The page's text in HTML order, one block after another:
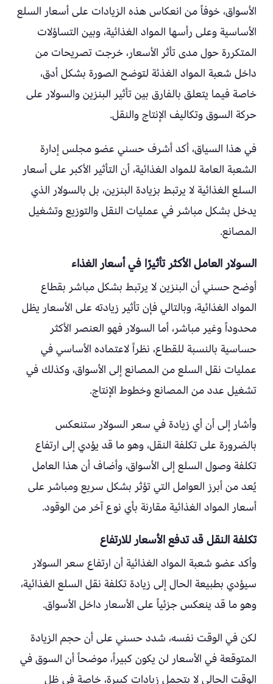
الأسواق، خوفاً من انعكاس هذه الزيادات على أسعار السلع
الأساسية وعلى رأسها المواد الغذائية، وبين التساؤلات
المتكررة حول مدى تأثر الأسعار، خرجت تصريحات من
داخل شعبة المواد الغذئة لتوضح الصورة بشكل أدق،
خاصة فيما يتعلق بالفارق بين تأثير البنزين والسولار على
حركة السوق وتكاليف الإنتاج والنقل.
في هذا السياق، أكد أشرف حسني عضو مجلس إدارة
الشعبة العامة للمواد الغذائية، أن التأثير الأكبر على أسعار
السلع الغذائية لا يرتبط بزيادة البنزين، بل بالسولار الذي
يدخل بشكل مباشر في عمليات النقل والتوزيع وتشغيل
المصانع.
السولار العامل الأكثر تأثيرًا في أسعار الغذاء
أوضح حسني أن البنزين لا يرتبط بشكل مباشر بقطاع
المواد الغذائية، وبالتالي فإن تأثير زيادته على الأسعار يظل
محدوداً وغير مباشر، أما السولار فهو العنصر الأكثر
حساسية بالنسبة للقطاع، نظراً لاعتماده الأساسي في
عمليات نقل السلع من المصانع إلى الأسواق، وكذلك في
تشغيل عدد من المصانع وخطوط الإنتاج.
وأشار إلى أن أي زيادة في سعر السولار ستنعكس
بالضرورة على تكلفة النقل، وهو ما قد يؤدي إلى ارتفاع
تكلفة وصول السلع إلى الأسواق، وأضاف أن هذا العامل
يُعد من أبرز العوامل التي تؤثر بشكل سريع ومباشر على
أسعار المواد الغذائية مقارنة بأي نوع آخر من الوقود.
تكلفة النقل قد تدفع الأسعار للارتفاع
وأكد عضو شعبة المواد الغذائية أن ارتفاع سعر السولار
سيؤدي بطبيعة الحال إلى زيادة تكلفة نقل السلع الغذائية،
وهو ما قد ينعكس جزئياً على الأسعار داخل الأسواق.
لكن في الوقت نفسه، شدد حسني على أن حجم الزيادة
المتوقعة في الأسعار لن يكون كبيراً، موضحاً أن السوق في
الوقت الحالي لا يتحمل زيادات كبيرة، خاصة في ظل